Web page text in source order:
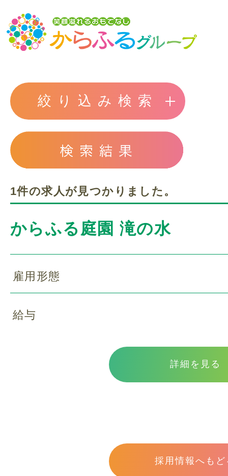
トップ
からふるグループの想い
介護サービスを探す
スタッフ紹介
ご利用の流れ
お問い合わせ
絞り込み検索
1件の求人が見つかりました。
からふる庭園 滝の水
雇用形態
給与
詳細を見る
採用情報へもど